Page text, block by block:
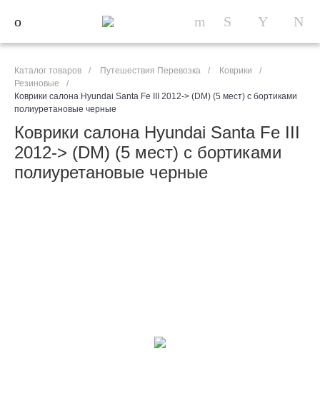
Каталог товаров / Путешествия Перевозка / Коврики
/
Резиновые
/
Коврики салона Hyundai Santa Fe III 2012-> (DM) (5 мест) с бортиками
полиуретановые черные
Коврики салона Hyundai Santa Fe III
2012-> (DM) (5 мест) с бортиками
полиуретановые черные